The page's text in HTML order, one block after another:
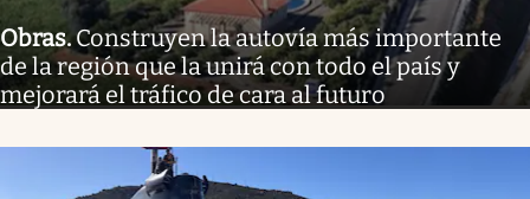
Obras.Construyen la autovía más importante
de la región que la unirá con todo el país y
mejorará el tráfico de cara al futuro